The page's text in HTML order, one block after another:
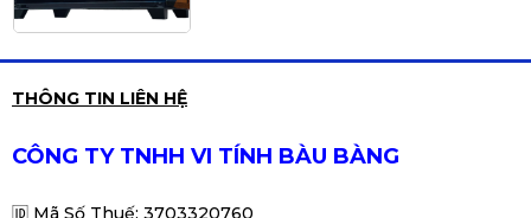
500GB
Liên hệ
THÔNG TIN LIÊN HỆ
CÔNG TY TNHH VI TÍNH BÀU BÀNG
🆔 Mã Số Thuế: 3703320760